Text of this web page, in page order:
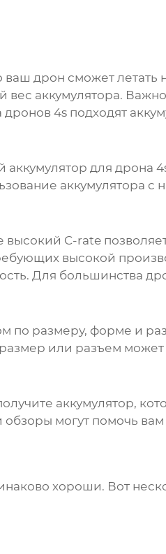
дрон сможет летать
вес аккумулятора.
4s подходят
аккумулятор для дрона
аккумулятора с
C-rate
высокой
Для большинства
по размеру, форме и
или разъем
аккумулятор,
могут помочь
хороши. Вот